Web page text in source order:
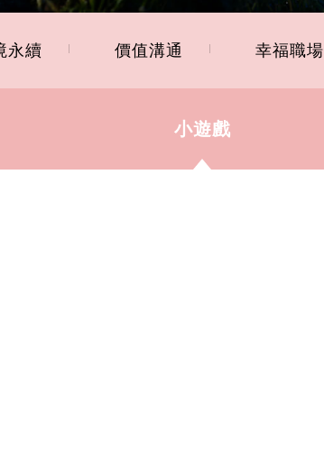
永續 價值溝通 幸福職場
小遊戲